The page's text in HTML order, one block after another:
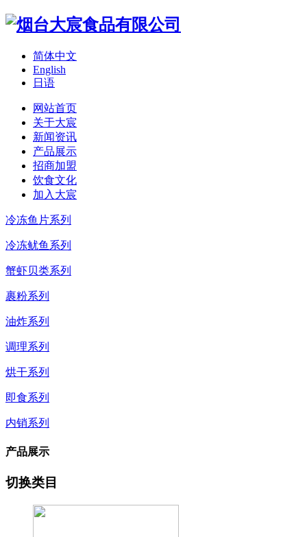
简体中文
English
日语
网站首页
关于大宸
新闻资讯
产品展示
招商加盟
饮食文化
加入大宸
冷冻鱼片系列
冷冻鱿鱼系列
蟹虾贝类系列
裹粉系列
油炸系列
调理系列
烘干系列
即食系列
内销系列
产品展示
切换类目